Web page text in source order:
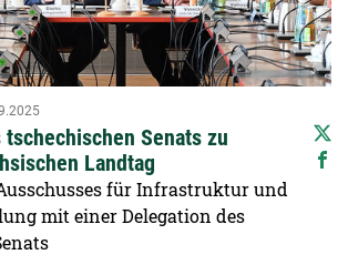
Senats zu
Landtag
für Infrastruktur und
mit einer Delegation des